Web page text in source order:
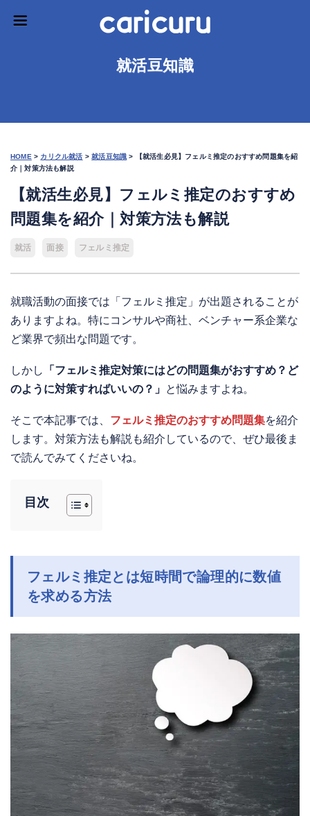
就活豆知識
HOME > カリクル就活 >就活豆知識 >
【就活生必見】フェルミ推定のおすすめ問題集を紹
介｜対策方法も解説
【就活生必見】フェルミ推定のおすすめ
問題集を紹介｜対策方法も解説
就活 面接 フェルミ推定
就職活動の面接では「フェルミ推定」が出題されることが
ありますよね。特にコンサルや商社、ベンチャー系企業な
ど業界で頻出な問題です。
しかし
「フェルミ推定対策にはどの問題集がおすすめ？ど
のように対策すればいいの？」 と悩みますよね。
そこで本記事では、 フェルミ推定のおすすめ問題集を紹介
します。対策方法も解説も紹介しているので、ぜひ最後ま
で読んでみてくださいね。
目次
フェルミ推定とは短時間で論理的に数値
を求める方法